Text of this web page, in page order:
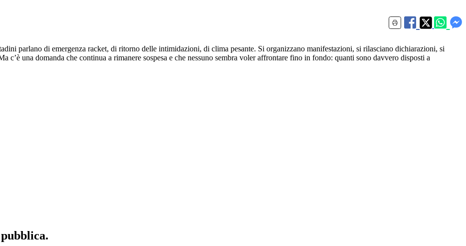
parlano di emergenza racket, di ritorno delle intimidazioni, di clima pesante. Si organizzano manifestazioni, si rilasciano dichiarazioni, si
c’è una domanda che continua a rimanere sospesa e che nessuno sembra voler affrontare fino in fondo: quanti sono davvero disposti a